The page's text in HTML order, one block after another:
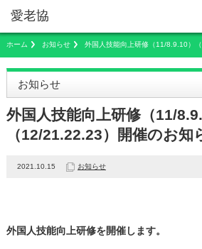
ホーム お知らせ 外国人技能向上研修（11/8.9.10）
お知らせ
外国人技能向上研修（11/
（12/21.22.23）開催のお知
2021.10.15 お知らせ
外国人技能向上研修を開催します。